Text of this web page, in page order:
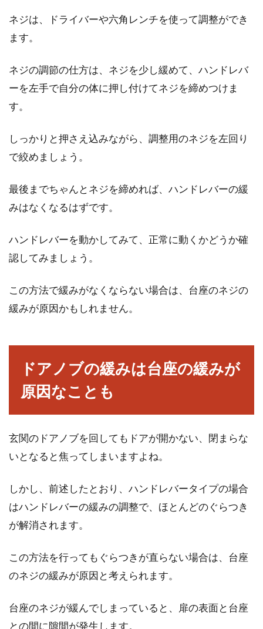
こで、オール電...
すが、よく見かける壁付けのエアコンが物件に
ネジは、ドライバーや六角レンチを使って調整ができ
ます。
ネジの調節の仕方は、ネジを少し緩めて、ハンドレバ
ーを左手で自分の体に押し付けてネジを締めつけま
す。
しっかりと押さえ込みながら、調整用のネジを左回り
で絞めましょう。
最後までちゃんとネジを締めれば、ハンドレバーの緩
みはなくなるはずです。
ハンドレバーを動かしてみて、正常に動くかどうか確
認してみましょう。
この方法で緩みがなくならない場合は、台座のネジの
緩みが原因かもしれません。
ドアノブの緩みは台座の緩みが
原因なことも
玄関のドアノブを回してもドアが開かない、閉まらな
いとなると焦ってしまいますよね。
しかし、前述したとおり、ハンドレバータイプの場合
はハンドレバーの緩みの調整で、ほとんどのぐらつき
が解消されます。
この方法を行ってもぐらつきが直らない場合は、台座
のネジの緩みが原因と考えられます。
台座のネジが緩んでしまっていると、扉の表面と台座
との間に隙間が発生します。